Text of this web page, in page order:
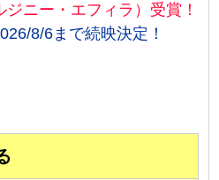
ジニー・エフィラ）受賞！
8/6まで続映決定！